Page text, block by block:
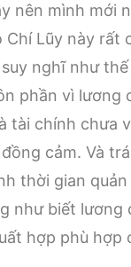
nên mình mới
Chí Lũy này rất
nghĩ như thế
phần vì lương
tài chính chưa
cảm. Và
thời gian
như biết lương
hợp phù hợp